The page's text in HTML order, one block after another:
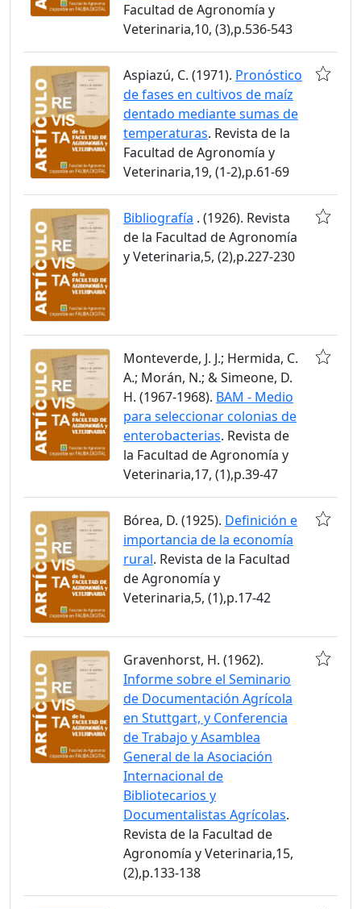
Facultad de Agronomía y
Veterinaria,10, (3),p.536-543
Aspiazú, C. (1971). Pronóstico
de fases en cultivos de maíz
dentado mediante sumas de
temperaturas. Revista de la
Facultad de Agronomía y
Veterinaria,19, (1-2),p.61-69
Bibliografía . (1926). Revista
de la Facultad de Agronomía
y Veterinaria,5, (2),p.227-230
Monteverde, J. J.; Hermida, C.
A.; Morán, N.; & Simeone, D.
H. (1967-1968). BAM - Medio
para seleccionar colonias de
enterobacterias. Revista de
la Facultad de Agronomía y
Veterinaria,17, (1),p.39-47
Bórea, D. (1925). Definición e
importancia de la economía
rural. Revista de la Facultad
de Agronomía y
Veterinaria,5, (1),p.17-42
Gravenhorst, H. (1962).
Informe sobre el Seminario
de Documentación Agrícola
en Stuttgart, y Conferencia
de Trabajo y Asamblea
General de la Asociación
Internacional de
Bibliotecarios y
Documentalistas Agrícolas.
Revista de la Facultad de
Agronomía y Veterinaria,15,
(2),p.133-138